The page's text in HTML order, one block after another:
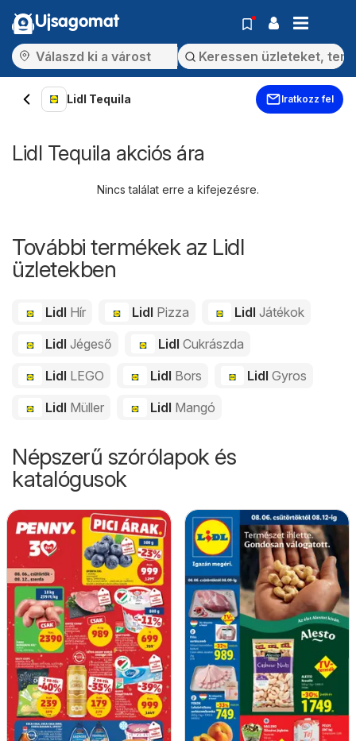
Ujsagomat
Lidl Tequila Iratkozz fel
Lidl Tequila akciós ára
Nincs találat erre a kifejezésre.
További termékek az Lidl
üzletekben
Lidl Hír Lidl Pizza LidlJátékok
Lidl Jégeső Lidl Cukrászda
Lidl LEGO Lidl Bors LidlGyros
Lidl Müller Lidl Mangó
Népszerű szórólapok és
katalógusok